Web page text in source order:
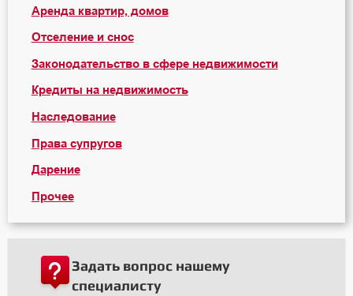
Аренда квартир, домов
Отселение и снос
Законодательство в сфере недвижимости
Кредиты на недвижимость
Наследование
Права супругов
Дарение
Прочее
Задать вопрос нашему
специалисту